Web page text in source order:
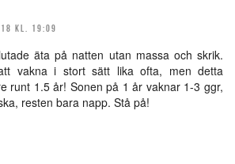
KL. 19:09
äta på natten utan massa och skrik.
vakna i stort sätt lika ofta, men detta
runt 1.5 år! Sonen på 1 år vaknar 1-3 ggr,
resten bara napp. Stå på!